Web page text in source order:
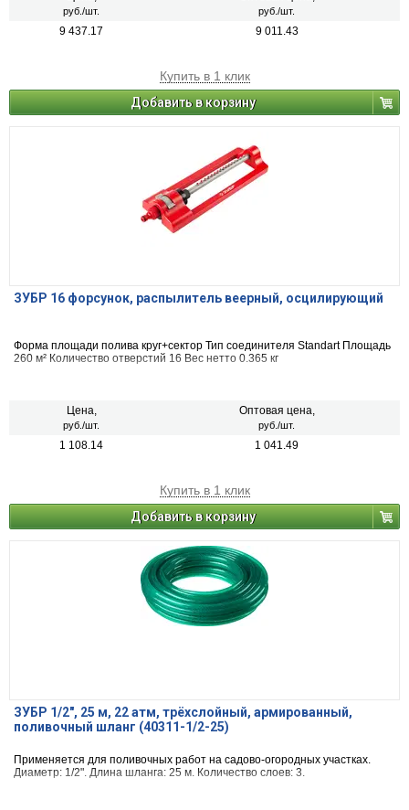
руб./шт. руб./шт.
9 437.17 9 011.43
Купить в 1 клик
Добавить в корзину
ЗУБР 16 форсунок, распылитель веерный, осцилирующий
Форма площади полива круг+сектор Тип соединителя Standart Площадь
260 м² Количество отверстий 16 Вес нетто 0.365 кг
Цена,
руб./шт.
Оптовая цена,
руб./шт.
1 108.14 1 041.49
Купить в 1 клик
Добавить в корзину
ЗУБР 1/2″, 25 м, 22 атм, трёхслойный, армированный,
поливочный шланг (40311-1/2-25)
Применяется для поливочных работ на садово-огородных участках.
Диаметр: 1/2". Длина шланга: 25 м. Количество слоев: 3.